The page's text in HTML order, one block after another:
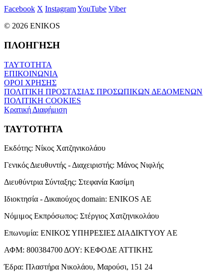
Facebook X InstagramYouTube Viber
© 2026 ENIKOS
ΠΛΟΗΓΗΣΗ
ΤΑΥΤΟΤΗΤΑ
ΕΠΙΚΟΙΝΩΝΙΑ
ΟΡΟΙ ΧΡΗΣΗΣ
ΠΟΛΙΤΙΚΗ ΠΡΟΣΤΑΣΙΑΣ ΠΡΟΣΩΠΙΚΩΝ ΔΕΔΟΜΕΝΩΝ
ΠΟΛΙΤΙΚΗ COOKIES
Κρατική Διαφήμιση
ΤΑΥΤΟΤΗΤΑ
Εκδότης: Νίκος Χατζηνικολάου
Γενικός Διευθυντής - Διαχειριστής: Μάνος Νιφλής
Διευθύντρια Σύνταξης: Στεφανία Κασίμη
Ιδιοκτησία - Δικαιούχος domain: ENIKOS AE
Νόμιμος Εκπρόσωπος: Στέργιος Χατζηνικολάου
Επωνυμία: ΕΝΙΚΟΣ ΥΠΗΡΕΣΙΕΣ ΔΙΑΔΙΚΤΥΟΥ ΑΕ
ΑΦΜ: 800384700 ΔΟΥ: ΚΕΦΟΔΕ ΑΤΤΙΚΗΣ
Έδρα: Πλαστήρα Νικολάου, Μαρούσι, 151 24